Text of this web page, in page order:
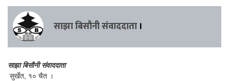
साझा बिसौनी संवाददाता ।
साझा बिसौनी संवाददाता
सुर्खेत, १० चैत ।